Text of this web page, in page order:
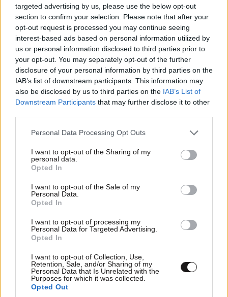
targeted advertising by us, please use the below opt-out
section to confirm your selection. Please note that after your
opt-out request is processed you may continue seeing
interest-based ads based on personal information utilized by
us or personal information disclosed to third parties prior to
your opt-out. You may separately opt-out of the further
disclosure of your personal information by third parties on the
IAB’s list of downstream participants. This information may
also be disclosed by us to third parties on the IAB’s List of
Downstream Participants that may further disclose it to other
Please note that this website/app uses one or more Google
not limited to your visit or usage behaviour. You may click to
grant or deny consent to Google and its third-party tags to
use your data for below specified purposes in below Google
consent section.
Personal Data Processing Opt Outs
I want to opt-out of the Sharing of my
personal data.
Opted In
I want to opt-out of the Sale of my
Personal Data.
Opted In
I want to opt-out of processing my
Personal Data for Targeted Advertising.
Opted In
I want to opt-out of Collection, Use,
Retention, Sale, and/or Sharing of my
Personal Data that Is Unrelated with the
Purposes for which it was collected.
Opted Out
TRENDING